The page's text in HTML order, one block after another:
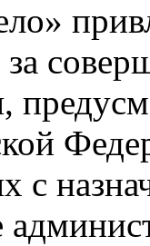
за
с